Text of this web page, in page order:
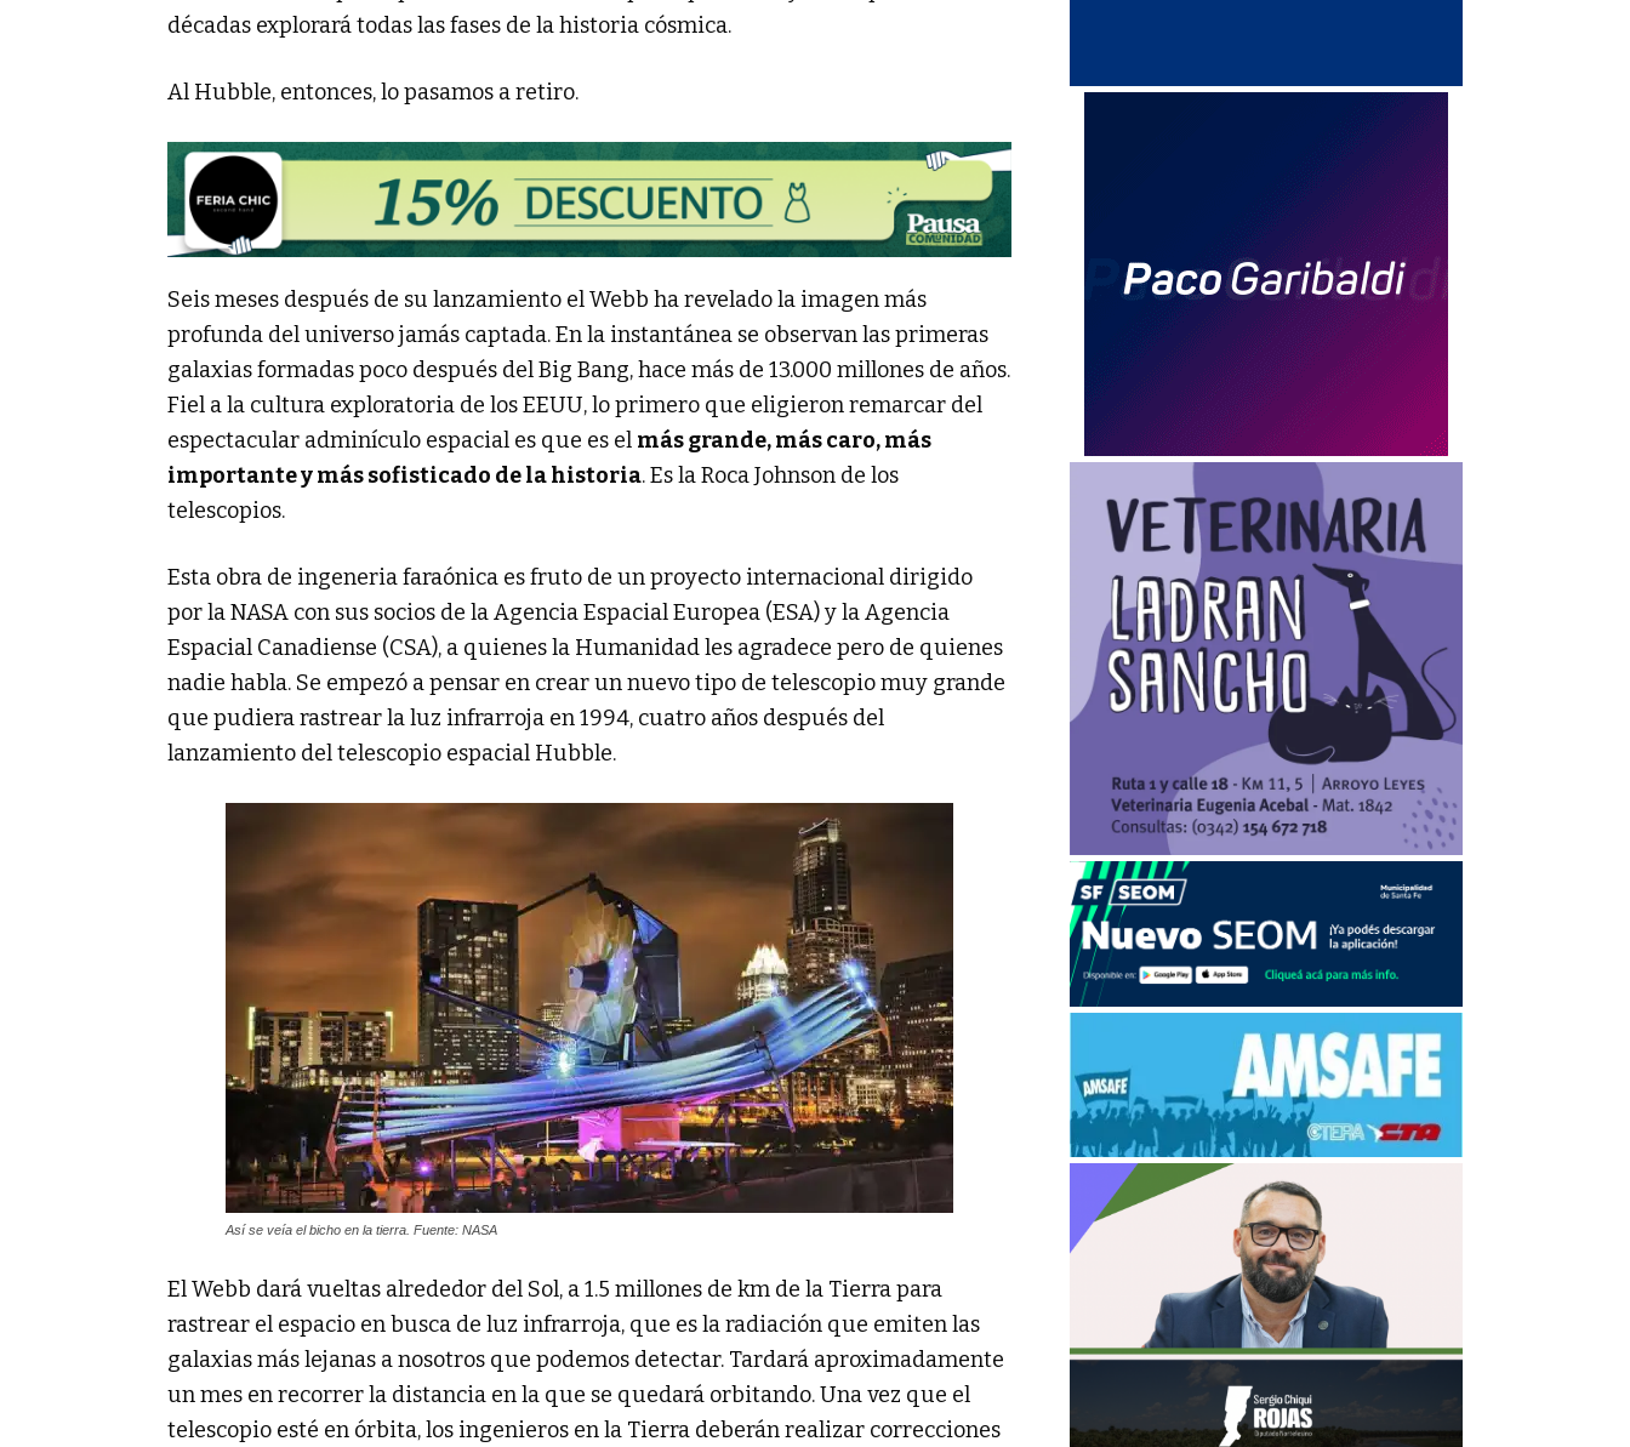
décadas explorará todas las fases de la historia cósmica.
Al Hubble, entonces, lo pasamos a retiro.
Seis meses después de su lanzamiento el Webb ha revelado la imagen más
profunda del universo jamás captada. En la instantánea se observan las primeras
galaxias formadas poco después del Big Bang, hace más de 13.000 millones de años.
Fiel a la cultura exploratoria de los EEUU, lo primero que eligieron remarcar del
espectacular adminículo espacial es que es el más grande, más caro, más
importante y más sofisticado de la historia. Es la Roca Johnson de los
telescopios.
Esta obra de ingeneria faraónica es fruto de un proyecto internacional dirigido
por la NASA con sus socios de la Agencia Espacial Europea (ESA) y la Agencia
Espacial Canadiense (CSA), a quienes la Humanidad les agradece pero de quienes
nadie habla. Se empezó a pensar en crear un nuevo tipo de telescopio muy grande
que pudiera rastrear la luz infrarroja en 1994, cuatro años después del
lanzamiento del telescopio espacial Hubble.
Así se veía el bicho en la tierra. Fuente: NASA
El Webb dará vueltas alrededor del Sol, a 1.5 millones de km de la Tierra para
rastrear el espacio en busca de luz infrarroja, que es la radiación que emiten las
galaxias más lejanas a nosotros que podemos detectar. Tardará aproximadamente
un mes en recorrer la distancia en la que se quedará orbitando. Una vez que el
telescopio esté en órbita, los ingenieros en la Tierra deberán realizar correcciones